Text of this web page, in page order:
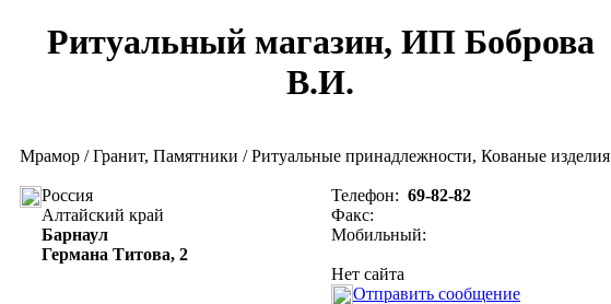
Ритуальный магазин, ИП Боброва
В.И.
Мрамор / Гранит, Памятники / Ритуальные принадлежности, Кованые изделия
Россия
Алтайский край
Барнаул
Германа Титова, 2
Телефон: 69-82-82
Факс:
Мобильный:
Нет сайта
Отправить сообщение